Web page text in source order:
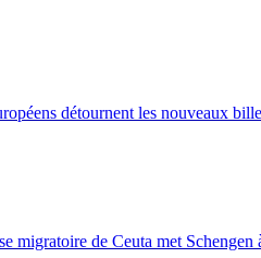
détournent les nouveaux
migratoire de Ceuta met Schengen